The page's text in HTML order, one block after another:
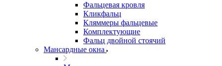
Фальцевая кровля
Кликфальц
Кляммеры фальцевые
Комплектующие
Фальц двойной стоячий
Мансардные окна